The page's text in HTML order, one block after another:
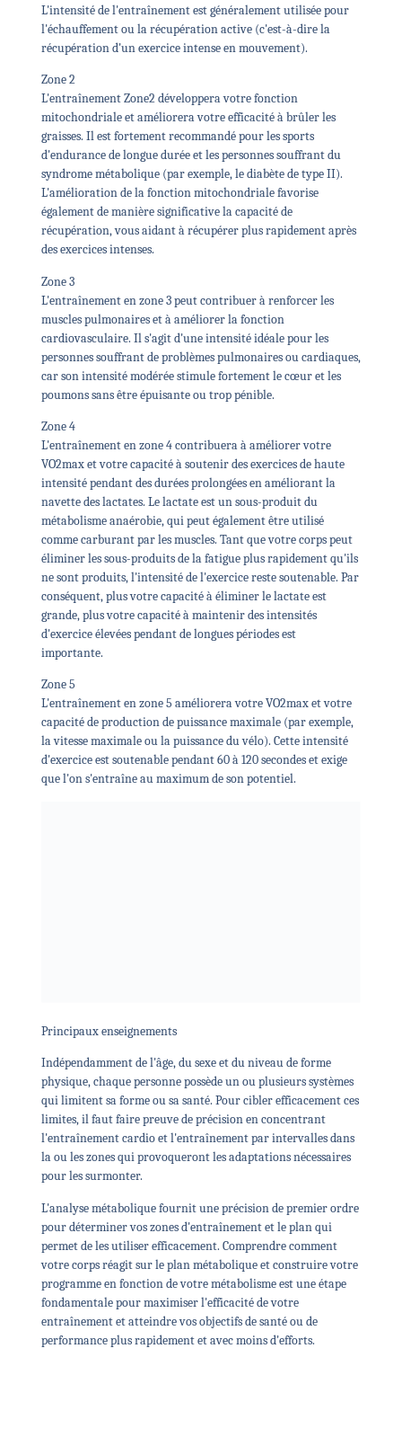
L'intensité de l'entraînement est généralement utilisée pour
l'échauffement ou la récupération active (c'est-à-dire la
récupération d'un exercice intense en mouvement).
Zone 2
L'entraînement Zone2 développera votre fonction
mitochondriale et améliorera votre efficacité à brûler les
graisses. Il est fortement recommandé pour les sports
d'endurance de longue durée et les personnes souffrant du
syndrome métabolique (par exemple, le diabète de type II).
L'amélioration de la fonction mitochondriale favorise
également de manière significative la capacité de
récupération, vous aidant à récupérer plus rapidement après
des exercices intenses.
Zone 3
L'entraînement en zone 3 peut contribuer à renforcer les
muscles pulmonaires et à améliorer la fonction
cardiovasculaire. Il s'agit d'une intensité idéale pour les
personnes souffrant de problèmes pulmonaires ou cardiaques,
car son intensité modérée stimule fortement le cœur et les
poumons sans être épuisante ou trop pénible.
Zone 4
L'entraînement en zone 4 contribuera à améliorer votre
VO2max et votre capacité à soutenir des exercices de haute
intensité pendant des durées prolongées en améliorant la
navette des lactates. Le lactate est un sous-produit du
métabolisme anaérobie, qui peut également être utilisé
comme carburant par les muscles. Tant que votre corps peut
éliminer les sous-produits de la fatigue plus rapidement qu'ils
ne sont produits, l'intensité de l'exercice reste soutenable. Par
conséquent, plus votre capacité à éliminer le lactate est
grande, plus votre capacité à maintenir des intensités
d'exercice élevées pendant de longues périodes est
importante.
Zone 5
L'entraînement en zone 5 améliorera votre VO2max et votre
capacité de production de puissance maximale (par exemple,
la vitesse maximale ou la puissance du vélo). Cette intensité
d'exercice est soutenable pendant 60 à 120 secondes et exige
que l'on s'entraîne au maximum de son potentiel.
Principaux enseignements
Indépendamment de l'âge, du sexe et du niveau de forme
physique, chaque personne possède un ou plusieurs systèmes
qui limitent sa forme ou sa santé. Pour cibler efficacement ces
limites, il faut faire preuve de précision en concentrant
l'entraînement cardio et l'entraînement par intervalles dans
la ou les zones qui provoqueront les adaptations nécessaires
pour les surmonter.
L'analyse métabolique fournit une précision de premier ordre
pour déterminer vos zones d'entraînement et le plan qui
permet de les utiliser efficacement. Comprendre comment
votre corps réagit sur le plan métabolique et construire votre
programme en fonction de votre métabolisme est une étape
fondamentale pour maximiser l'efficacité de votre
entraînement et atteindre vos objectifs de santé ou de
performance plus rapidement et avec moins d'efforts.